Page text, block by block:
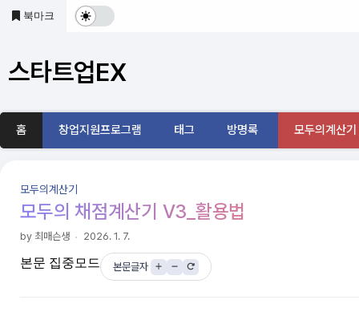
본문 바로가기
북마크 다
및
기
드
전
스타트업EX
홈 창업지원프로그램 태그 방명록 모두의계산기
모두의계산기
모두의 채점계산기 V3_활용법
by 최매슨생 2026. 1. 7.
본문 집중모드 본문글자